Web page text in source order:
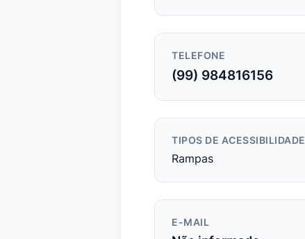
TELEFONE
(99) 984816156
TIPOS DE ACESSIBILIDADE
Rampas
E-MAIL